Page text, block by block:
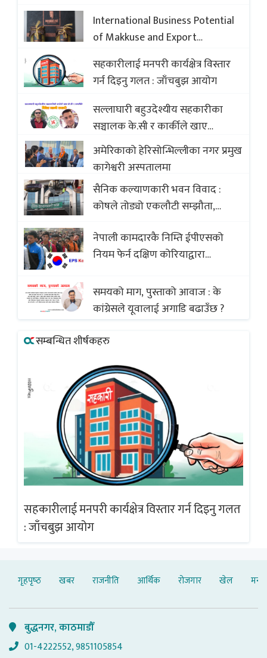
International Business Potential
of Makkuse and Export
Opportunities of Nepali Sweets
with Global Comparison to
Baklava
सहकारीलाई मनपरी कार्यक्षेत्र विस्तार
गर्न दिइनु गलत : जाँचबुझ आयोग
सल्लाघारी बहुउदेश्यीय सहकारीका
सञ्चालक के.सी र कार्कीले खाए
सदस्यको करोडौं बचत
अमेरिकाको हेरिसोन्भिल्लीका नगर प्रमुख
कागेश्वरी अस्पतालमा
सैनिक कल्याणकारी भवन विवाद :
कोषले तोड्यो एकलौटी सम्झौता,
(भिडियो)
नेपाली कामदारकै निम्ति ईपीएसको
नियम फेर्न दक्षिण कोरियाद्वारा
समयको माग, पुस्ताको आवाज : के
कांग्रेसले यूवालाई अगाडि बढाउँछ ?
सम्बन्धित शीर्षकहरु
सहकारीलाई मनपरी कार्यक्षेत्र विस्तार गर्न दिइनु गलत
: जाँचबुझ आयोग
गृहपृष्‍ठ खबर राजनीति आर्थिक रोजगार खेल
बुद्धनगर, काठमाडौँ
01-4222552, 9851105854